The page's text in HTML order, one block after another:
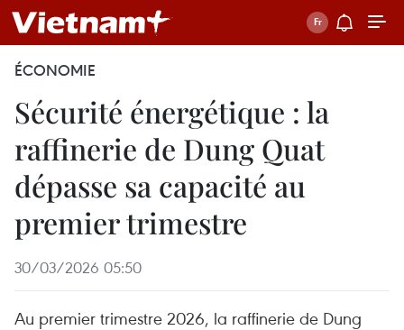
ÉCONOMIE
Sécurité énergétique : la
raffinerie de Dung Quat
dépasse sa capacité au
premier trimestre
30/03/2026 05:50
Au premier trimestre 2026, la raffinerie de Dung